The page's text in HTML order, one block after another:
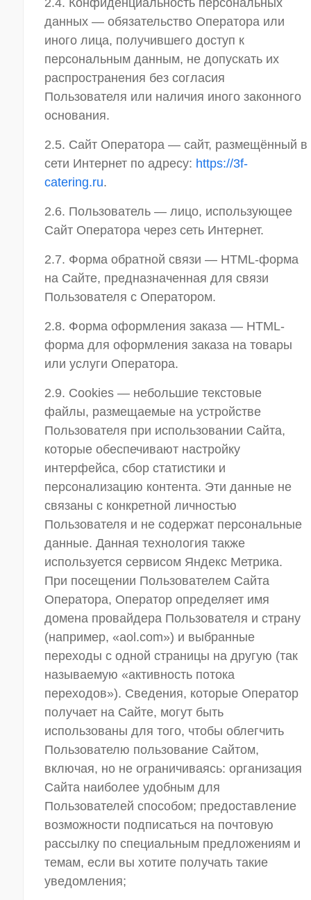
2.4. Конфиденциальность персональных
данных — обязательство Оператора или
иного лица, получившего доступ к
персональным данным, не допускать их
распространения без согласия
Пользователя или наличия иного законного
основания.
2.5. Сайт Оператора — сайт, размещённый в
сети Интернет по адресу: https://3f-
catering.ru.
2.6. Пользователь — лицо, использующее
Сайт Оператора через сеть Интернет.
2.7. Форма обратной связи — HTML-форма
на Сайте, предназначенная для связи
Пользователя с Оператором.
2.8. Форма оформления заказа — HTML-
форма для оформления заказа на товары
или услуги Оператора.
2.9. Cookies — небольшие текстовые
файлы, размещаемые на устройстве
Пользователя при использовании Сайта,
которые обеспечивают настройку
интерфейса, сбор статистики и
персонализацию контента. Эти данные не
связаны с конкретной личностью
Пользователя и не содержат персональные
данные. Данная технология также
используется сервисом Яндекс Метрика.
При посещении Пользователем Сайта
Оператора, Оператор определяет имя
домена провайдера Пользователя и страну
(например, «aol.com») и выбранные
переходы с одной страницы на другую (так
называемую «активность потока
переходов»). Сведения, которые Оператор
получает на Сайте, могут быть
использованы для того, чтобы облегчить
Пользователю пользование Сайтом,
включая, но не ограничиваясь: организация
Сайта наиболее удобным для
Пользователей способом; предоставление
возможности подписаться на почтовую
рассылку по специальным предложениям и
темам, если вы хотите получать такие
уведомления;